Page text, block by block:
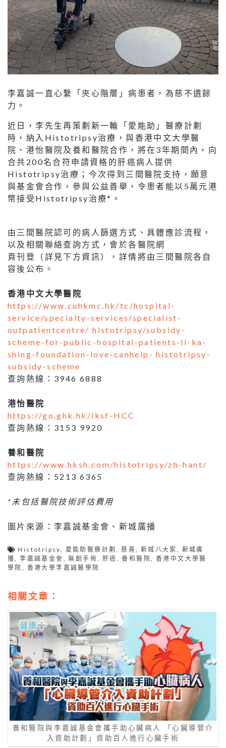
李嘉誠一直心繫「夾心階層」病患者，為慈不遺餘
力。
近日，李先生再策劃新一輪「愛能助」醫療計劃
時，納入Histotripsy治療，與香港中文大學醫
院、港怡醫院及養和醫院合作，將在3年期間內，向
合共200名合符申請資格的肝癌病人提供
Histotripsy治療；今次得到三間醫院支持，願意
與基金會合作，參與公益善舉，令患者能以5萬元港
幣接受Histotripsy治療*。
由三間醫院認可的病人篩選方式、具體應診流程，
以及相關聯絡查詢方式，會於各醫院網
頁刊登（詳見下方資訊），詳情將由三間醫院各自
容後公布。
香港中文大學醫院
https://www.cuhkmc.hk/tc/hospital-
service/specialty-services/specialist-
outpatientcentre/ histotripsy/subsidy-
scheme-for-public-hospital-patients-li-ka-
shing-foundation-love-canhelp- histotripsy-
subsidy-scheme
查詢熱線：3946 6888
港怡醫院
https://go.ghk.hk/lksf-HCC
查詢熱線：3153 9920
養和醫院
https://www.hksh.com/histotripsy/zh-hant/
查詢熱線：5213 6365
*未包括醫院技術評估費用
圖片來源：李嘉誠基金會、新城廣播
Histotripsy 愛能助醫療計劃 ,慈善 新城八大家
新城廣
播
,李嘉誠基金會 ,無創手術 肝癌 ,養和醫院
香港中文大學醫
學院
香港大學李嘉誠醫學院
相關文章：
養和醫院與李嘉誠基金會攜手助心臟病人 「心臟導管介
入資助計劃」資助百人進行心臟手術